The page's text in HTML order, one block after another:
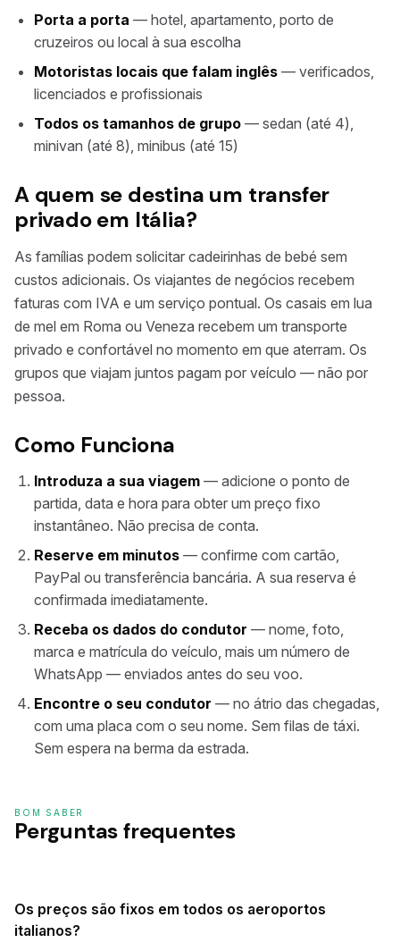
Porta a porta — hotel, apartamento, porto de
cruzeiros ou local à sua escolha
Motoristas locais que falam inglês — verificados,
licenciados e profissionais
Todos os tamanhos de grupo — sedan (até 4),
minivan (até 8), minibus (até 15)
A quem se destina um transfer
privado em Itália?
As famílias podem solicitar cadeirinhas de bebé sem
custos adicionais. Os viajantes de negócios recebem
faturas com IVA e um serviço pontual. Os casais em lua
de mel em Roma ou Veneza recebem um transporte
privado e confortável no momento em que aterram. Os
grupos que viajam juntos pagam por veículo — não por
pessoa.
Como Funciona
Introduza a sua viagem — adicione o ponto de
partida, data e hora para obter um preço fixo
instantâneo. Não precisa de conta.
Reserve em minutos — confirme com cartão,
PayPal ou transferência bancária. A sua reserva é
confirmada imediatamente.
Receba os dados do condutor — nome, foto,
marca e matrícula do veículo, mais um número de
WhatsApp — enviados antes do seu voo.
Encontre o seu condutor — no átrio das chegadas,
com uma placa com o seu nome. Sem filas de táxi.
Sem espera na berma da estrada.
BOM SABER
Perguntas frequentes
Os preços são fixos em todos os aeroportos
italianos?